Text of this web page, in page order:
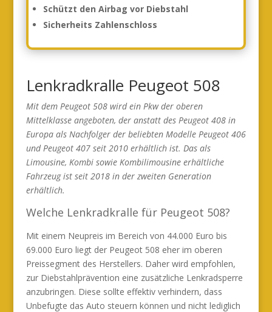
Schützt den Airbag vor Diebstahl
Sicherheits Zahlenschloss
Lenkradkralle Peugeot 508
Mit dem Peugeot 508 wird ein Pkw der oberen
Mittelklasse angeboten, der anstatt des Peugeot 408 in
Europa als Nachfolger der beliebten Modelle Peugeot 406
und Peugeot 407 seit 2010 erhältlich ist. Das als
Limousine, Kombi sowie Kombilimousine erhältliche
Fahrzeug ist seit 2018 in der zweiten Generation
erhältlich.
Welche Lenkradkralle für Peugeot 508?
Mit einem Neupreis im Bereich von 44.000 Euro bis
69.000 Euro liegt der Peugeot 508 eher im oberen
Preissegment des Herstellers. Daher wird empfohlen,
zur Diebstahlprävention eine zusätzliche Lenkradsperre
anzubringen. Diese sollte effektiv verhindern, dass
Unbefugte das Auto steuern können und nicht lediglich